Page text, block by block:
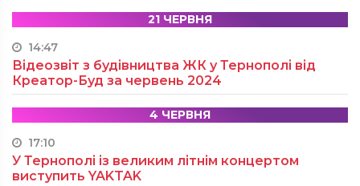
21 ЧЕРВНЯ
14:47
Відеозвіт з будівництва ЖК у Тернополі від
Креатор-Буд за червень 2024
4 ЧЕРВНЯ
17:10
У Тернополі із великим літнім концертом
виступить YAKTAK